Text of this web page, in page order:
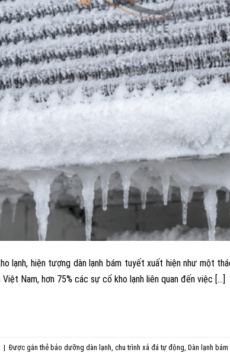
lạnh, hiện tượng dàn lạnh bám tuyết xuất hiện như một
Nam, hơn 75% các sự cố kho lạnh liên quan đến việc […]
| Được gắn thẻ bảo dưỡng dàn lạnh, chu trình xả đá tự động, Dàn lạnh bám